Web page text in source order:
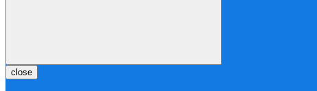
close